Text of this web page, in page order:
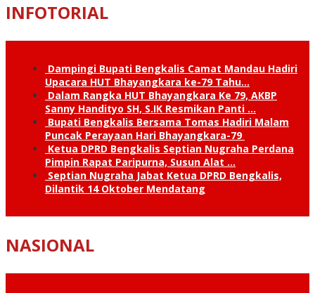
INFOTORIAL
Dampingi Bupati Bengkalis Camat Mandau Hadiri
Upacara HUT Bhayangkara ke-79 Tahu…
Dalam Rangka HUT Bhayangkara Ke 79, AKBP
Sanny Handityo SH, S.IK Resmikan Panti …
Bupati Bengkalis Bersama Tomas Hadiri Malam
Puncak Perayaan Hari Bhayangkara-79
Ketua DPRD Bengkalis Septian Nugraha Perdana
Pimpin Rapat Paripurna, Susun Alat …
Septian Nugraha Jabat Ketua DPRD Bengkalis,
Dilantik 14 Oktober Mendatang
NASIONAL